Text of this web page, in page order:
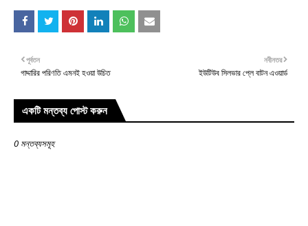
নবীনতর
ইউটিউব সিলভার প্লে বাটন এওয়ার্ড
পূর্বতন
গাদ্দারির পরিণতি এমনই হওয়া উচিত
একটি মন্তব্য পোস্ট করুন
0 মন্তব্যসমূহ